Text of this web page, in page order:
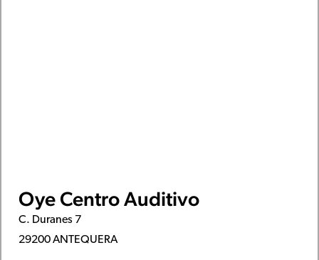
Oye Centro Auditivo
C. Duranes 7
29200 ANTEQUERA